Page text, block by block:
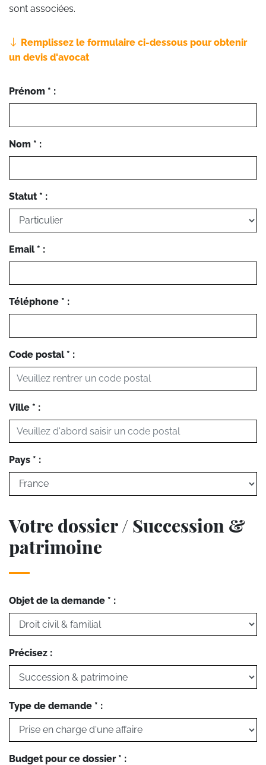
sont associées.
Remplissez le formulaire ci-dessous pour obtenir
un devis d'avocat
Prénom * :
Nom * :
Statut * :
Email * :
Téléphone * :
Code postal * :
Ville * :
Pays * :
Votre dossier / Succession &
patrimoine
Objet de la demande * :
Précisez :
Type de demande * :
Budget pour ce dossier * :